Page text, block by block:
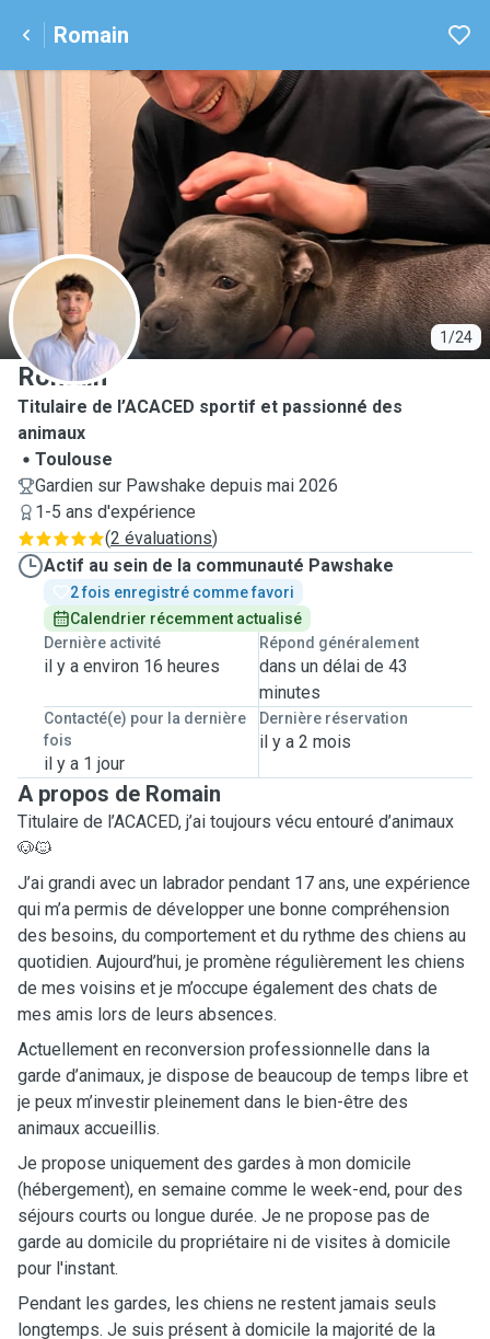
Romain
1/24
R
Romain
Titulaire de l’ACACED sportif et passionné des
animaux
Toulouse
Gardien sur Pawshake depuis mai 2026
1-5 ans d'expérience
(2 évaluations)
Actif au sein de la communauté Pawshake
2 fois enregistré comme favori
Calendrier récemment actualisé
Dernière activité
il y a environ 16 heures
Répond généralement
dans un délai de 43
minutes
Contacté(e) pour la dernière
fois
il y a 1 jour
Dernière réservation
il y a 2 mois
A propos de Romain
Titulaire de l’ACACED, j’ai toujours vécu entouré d’animaux
🐶🐱
J’ai grandi avec un labrador pendant 17 ans, une expérience
qui m’a permis de développer une bonne compréhension
des besoins, du comportement et du rythme des chiens au
quotidien. Aujourd’hui, je promène régulièrement les chiens
de mes voisins et je m’occupe également des chats de
mes amis lors de leurs absences.
Actuellement en reconversion professionnelle dans la
garde d’animaux, je dispose de beaucoup de temps libre et
je peux m’investir pleinement dans le bien-être des
animaux accueillis.
Je propose uniquement des gardes à mon domicile
(hébergement), en semaine comme le week-end, pour des
séjours courts ou longue durée. Je ne propose pas de
garde au domicile du propriétaire ni de visites à domicile
pour l'instant.
Pendant les gardes, les chiens ne restent jamais seuls
longtemps. Je suis présent à domicile la majorité de la